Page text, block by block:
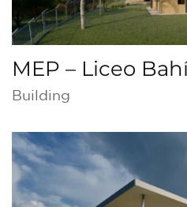
MEP – Liceo
Building